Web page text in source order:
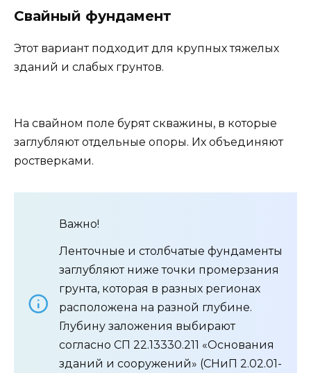
Свайный фундамент
Этот вариант подходит для крупных тяжелых
зданий и слабых грунтов.
На свайном поле бурят скважины, в которые
заглубляют отдельные опоры. Их объединяют
ростверками.
Важно!
Ленточные и столбчатые фундаменты
заглубляют ниже точки промерзания
грунта, которая в разных регионах
расположена на разной глубине.
Глубину заложения выбирают
согласно СП 22.13330.211 «Основания
зданий и сооружений» (СНиП 2.02.01-